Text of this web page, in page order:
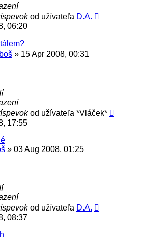
od užívateľa D.A.
06:20
» 15 Apr 2008, 00:31
od užívateľa *Vláček*
17:55
» 03 Aug 2008, 01:25
od užívateľa D.A.
08:37